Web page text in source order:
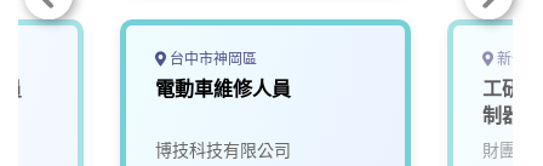
台中市神岡區
電動車維修人員
博技科技有限公司
新竹
工研
制器
財團法